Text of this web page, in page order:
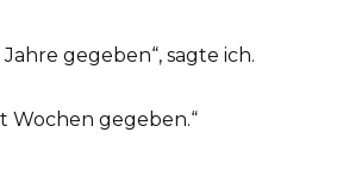
gegeben“, sagte ich.
Wochen gegeben.“